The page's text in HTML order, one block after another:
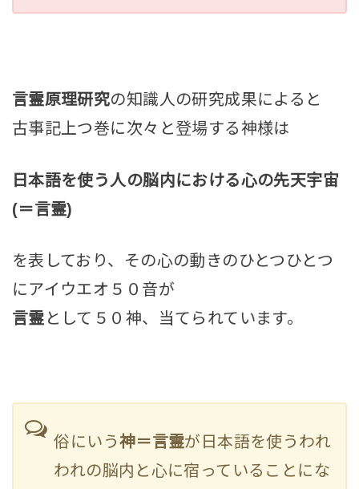
言霊原理研究の知識人の研究成果によると
古事記上つ巻に次々と登場する神様は
日本語を使う人の脳内における心の先天宇宙
(＝言霊)
を表しており、その心の動きのひとつひとつ
にアイウエオ５０音が
言霊 として５０神、当てられています。
俗にいう神＝言霊が日本語を使うわれ
われの脳内と心に宿っていることにな